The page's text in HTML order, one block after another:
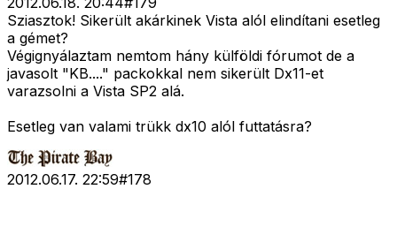
Sziasztok! Sikerült akárkinek Vista alól elindítani esetleg
a gémet?
Végignyálaztam nemtom hány külföldi fórumot de a
javasolt "KB...." packokkal nem sikerült Dx11-et
varazsolni a Vista SP2 alá.
Esetleg van valami trükk dx10 alól futtatásra?
2012.06.17. 22:59#178